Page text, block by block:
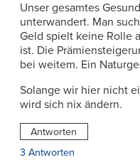
Unser gesamtes
unterwandert. Man
Geld spielt keine Rolle
ist. Die
bei weitem. Ein
Solange wir hier nicht
wird sich nix ändern.
Antworten
3 Antworten